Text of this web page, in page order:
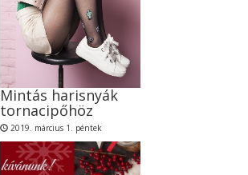
Mintás harisnyák
tornacipőhöz
2019. március 1. péntek